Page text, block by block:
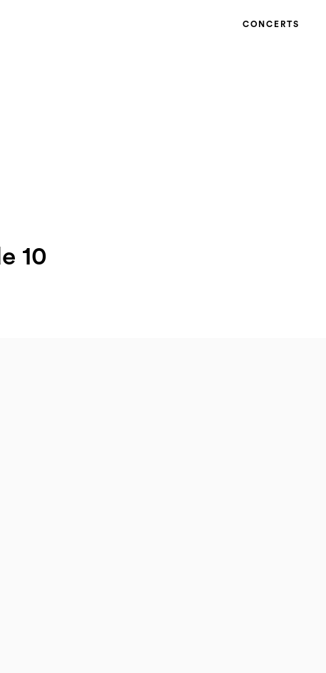
CONCERTS
10